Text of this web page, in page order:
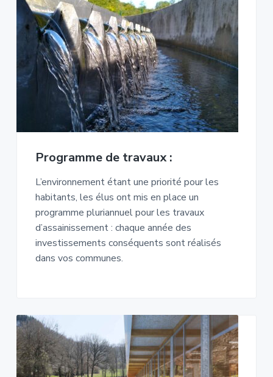
Programme de travaux :
L’environnement étant une priorité pour les
habitants, les élus ont mis en place un
programme pluriannuel pour les travaux
d’assainissement : chaque année des
investissements conséquents sont réalisés
dans vos communes.